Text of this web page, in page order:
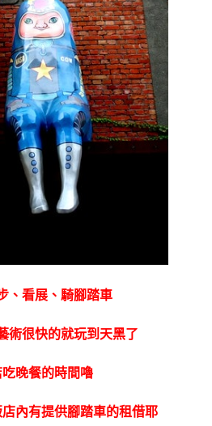
、看展、騎腳踏車
術很快的就玩到天黑了
晚餐的時間嚕
內有提供腳踏車的租借耶